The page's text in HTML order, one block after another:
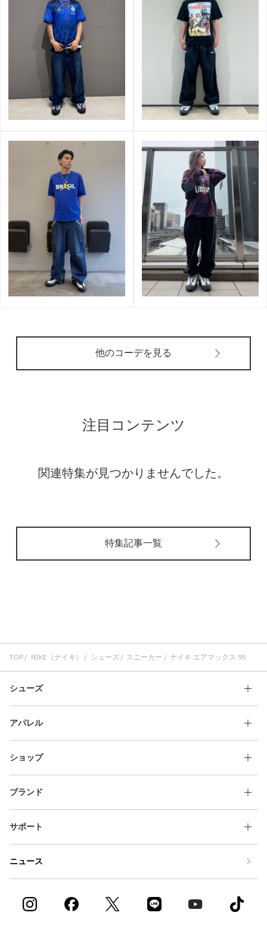
他のコーデを見る
注目コンテンツ
関連特集が見つかりませんでした。
特集記事一覧
TOP NIKE（ナイキ） シューズ スニーカー ナイキ エアマックス 95
シューズ
アパレル
ショップ
ブランド
サポート
ニュース